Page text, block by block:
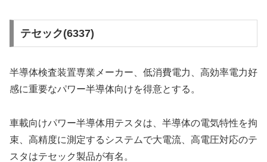
テセック(6337)
半導体検査装置専業メーカー、低消費電力、高効率電力好
感に重要なパワー半導体向けを得意とする。
車載向けパワー半導体用テスタは、半導体の電気特性を拘
束、高精度に測定するシステムで大電流、高電圧対応のテ
スタはテセック製品が有名。